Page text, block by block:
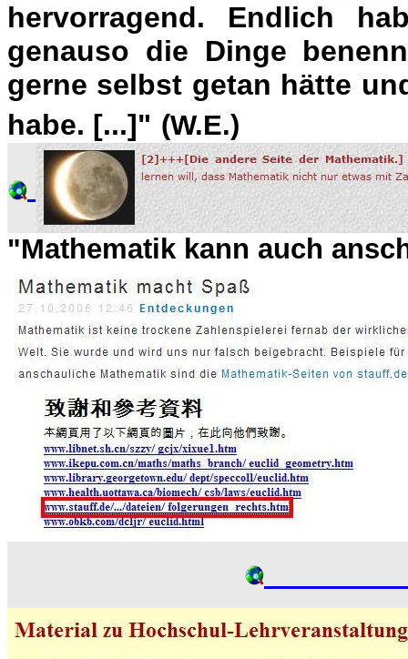
hervorragend. Endlich
genauso die Dinge
gerne selbst getan hätte
habe. [...]" (W.E.)
"Mathematik kann auch